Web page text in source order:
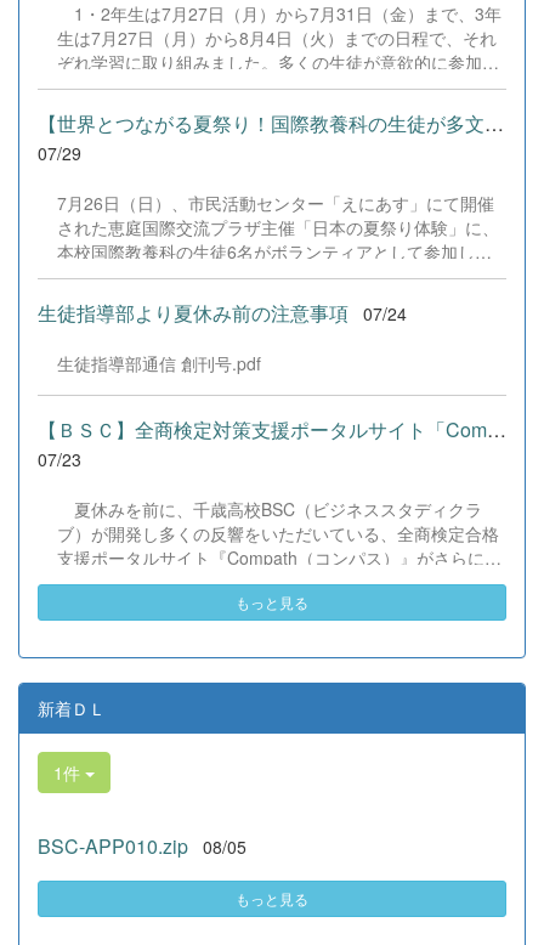
の全国大会出場にあたり、多大なるご支援・ご協力をいた
だきました企業の皆様、ならびに心温まるご寄付や温かい
ご声援を寄せてくださった地域の皆様方に、心より感謝申
し上げます。皆様からの温かいご支援が部員たちの大きな
励みとなり、全国の舞台で最高のパフォーマンスと演技を
届けることができました。今回の経験を糧に、さらに表現
本校演劇部への変わらぬご声援をよろしくお願いいたしま
す。 &nbsp;
1・2年生は7月27日（月）から7月31日（金）まで、3年
生は7月27日（月）から8月4日（火）までの日程で、それ
ぞれ学習に取り組みました。多くの生徒が意欲的に参加
し、これまでの学習内容の復習や発展的な内容、受験に向
けた学習などに真剣に取り組む姿が見られました。夏期講
習で身に付けた学習習慣や知識を、今後の学校生活や学習
に生かし、一人一人がさらなる成長につなげてくれること
【世界とつながる夏祭り！国際教養科の生徒が多文化共生ボランテ...
07/29
7月26日（日）、市民活動センター「えにあす」にて開催
された恵庭国際交流プラザ主催「日本の夏祭り体験」に、
本校国際教養科の生徒6名がボランティアとして参加しま
した！ 会場にはウクライナ、ネパール、アフガニスタンな
ど多国籍な参加者が集まり、ヨーヨー釣りや綿あめ、盆踊
りなどを満喫。浴衣姿でイベントを彩った1年生や、経験
葉や国境を超えて笑顔で交流を深めました。 主催者の方か
らは、「国籍や年齢を問わず笑顔で寄り添い、自分で考え
て動く姿が素晴らしい。異文化理解のマインドが自然と身
についている」と、賞賛の声をいただきました！ 教室の中
だけでなく、地域や世界という広いフィールドで本領を発
姿に、誇らしさでいっぱいです。 教養科生、どんどん外へ
飛び出そう！ その温かい心と行動力を磨き、世界を笑顔に
する魅力的な人材へ成長していく皆さんを応援していま
す！
生徒指導部より夏休み前の注意事項 07/24
生徒指導部通信 創刊号.pdf
【ＢＳＣ】全商検定対策支援ポータルサイト「Compath（コンパス）...
07/23
夏休みを前に、千歳高校BSC（ビジネススタディクラ
ブ）が開発し多くの反響をいただいている、全商検定合格
支援ポータルサイト『Compath（コンパス）』がさらにバ
ージョンアップいたしました。 今回もユーザーの皆様か
らいただいたアンケートのご意見をもとに、BSC部員のプ
の実装までを行いました。今回のアップデートでは、ビジ
ネス計算・簿記・ビジネス文書・情報処理・商業経済・財
務分析・ビジネスコミュニケーションなど各ジャンルに及
ぶ計79件の更新プログラムを一挙にリリースしました。
具体的には、各検定問題数の大幅増加をはじめ、英語翻訳
機能の追加、フォント拡大など視認性の改善、SEO対策
（タグの最適化）によるサイト動作の快適化を実施しまし
も生徒たちの技術と発想力でより学びやすいサイトへと進
た『Compath（コンパス）』をご活用ください。 全商検定
対策支援ポータルサイト「Compath（コンパス）」 ■ 生徒
もっと見る
新着ＤＬ
1件
BSC-APP010.zip 08/05
もっと見る